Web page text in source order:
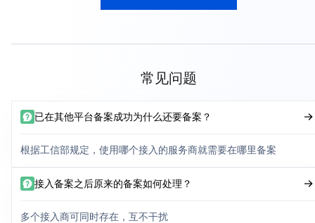
常见问题
已在其他平台备案成功为什么还要备案？
根据工信部规定，使用哪个接入的服务商就需要在哪里备案
接入备案之后原来的备案如何处理？
多个接入商可同时存在，互不干扰